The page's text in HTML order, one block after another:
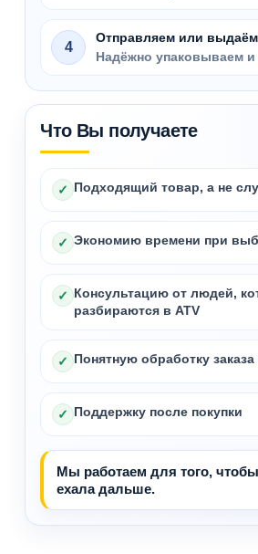
4
Отправляем или выдаём
Надёжно упаковываем и
Что Вы получаете
✓ Подходящий товар, а не
✓ Экономию времени при
✓ Консультацию от людей,
разбираются в ATV
✓ Понятную обработку
✓ Поддержку после покупки
Мы работаем для того,
ехала дальше.